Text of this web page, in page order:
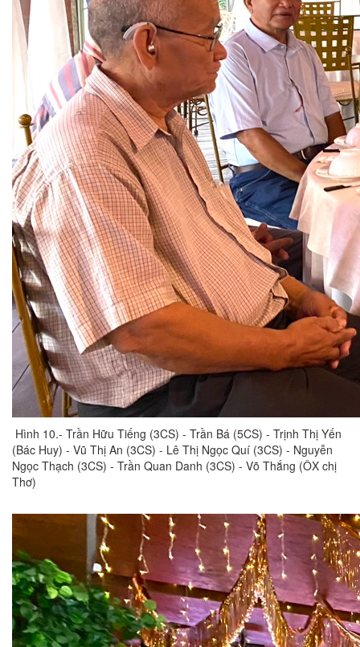
Hình 10.- Trần Hữu Tiếng (3CS) - Trần Bá (5CS) - Trịnh Thị Yến
(Bác Huy) - Vũ Thị An (3CS) - Lê Thị Ngọc Quí (3CS) - Nguyễn
Ngọc Thạch (3CS) - Trần Quan Danh (3CS) - Võ Thắng (ÔX chị
Thơ)